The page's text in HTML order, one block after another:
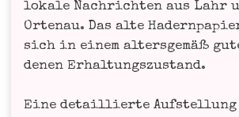
loka­le Nach­rich­ten aus Lahr
Orten­au. Das alte
sich in einem alters­ge­mäß
de­nen Erhal­tungs­zu­stand.
Eine detail­lier­te Auf­stel­lung